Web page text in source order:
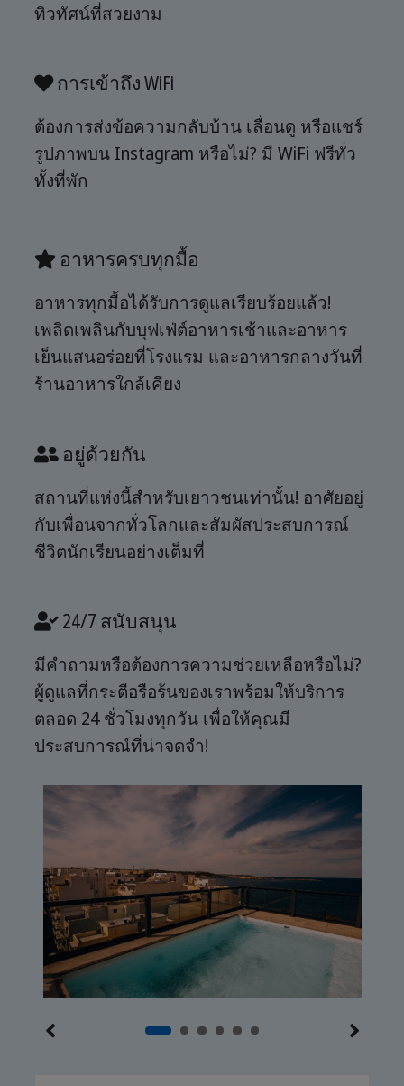
ทิวทัศน์ที่สวยงาม
การเข้าถึง WiFi
ต้องการส่งข้อความกลับบ้าน เลื่อนดู หรือแชร์
รูปภาพบน Instagram หรือไม่? มี WiFi ฟรีทั่ว
ทั้งที่พัก
อาหารครบทุกมื้อ
อาหารทุกมื้อได้รับการดูแลเรียบร้อยแล้ว!
เพลิดเพลินกับบุฟเฟ่ต์อาหารเช้าและอาหาร
เย็นแสนอร่อยที่โรงแรม และอาหารกลางวันที่
ร้านอาหารใกล้เคียง
อยู่ด้วยกัน
สถานที่แห่งนี้สำหรับเยาวชนเท่านั้น! อาศัยอยู่
กับเพื่อนจากทั่วโลกและสัมผัสประสบการณ์
ชีวิตนักเรียนอย่างเต็มที่
24/7 สนับสนุน
มีคำถามหรือต้องการความช่วยเหลือหรือไม่?
ผู้ดูแลที่กระตือรือร้นของเราพร้อมให้บริการ
ตลอด 24 ชั่วโมงทุกวัน เพื่อให้คุณมี
ประสบการณ์ที่น่าจดจำ!